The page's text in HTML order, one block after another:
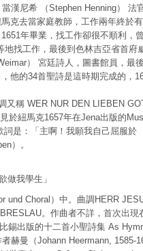
漢尼希 （Stephen Henning） 法
克去當家庭教師，工作兩年終於有
年畢業，找工作卻很不順利，曾
找工作，最後到色林吉亞省首府
） 宮廷詩人，圖書館員，最後
他的34首聖詩是這時期完成的，
又稱 WER NUR DEN LIEBEN
於紐馬克1657年在Jena出版的
是：「主啊！我願我自己屈服於
）。
做我學生」
und Choral）中。曲調HERR
。作曲者不詳，首次出現
錫出版的十二首小聖詩集 As
赫曼（Johann Heermann, 1585-